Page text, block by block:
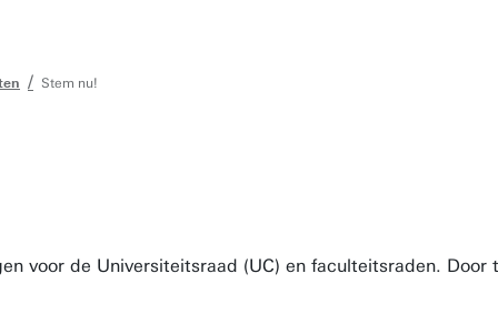
Stem nu!
voor de Universiteitsraad (UC) en faculteitsraden. Door